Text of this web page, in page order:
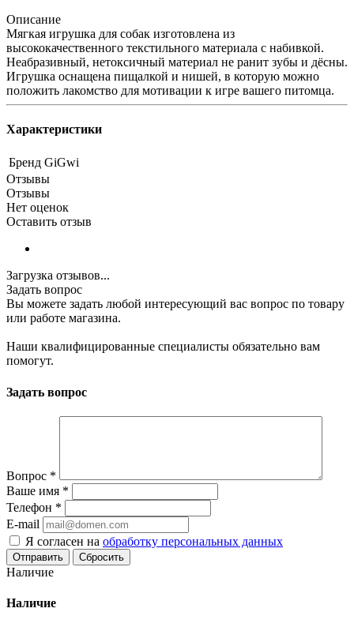
Описание
Мягкая игрушка для собак изготовлена из
высококачественного текстильного материала с набивкой.
Неабразивный, нетоксичный материал не ранит зубы и дёсны.
Игрушка оснащена пищалкой и нишей, в которую можно
положить лакомство для мотивации к игре вашего питомца.
Характеристики
Бренд GiGwi
Отзывы
Отзывы
Нет оценок
Оставить отзыв
Загрузка отзывов...
Задать вопрос
Вы можете задать любой интересующий вас вопрос по товару
или работе магазина.
Наши квалифицированные специалисты обязательно вам
помогут.
Задать вопрос
Вопрос *
Ваше имя *
Телефон *
E-mail
Я согласен на обработку персональных данных
Сбросить
Наличие
Наличие